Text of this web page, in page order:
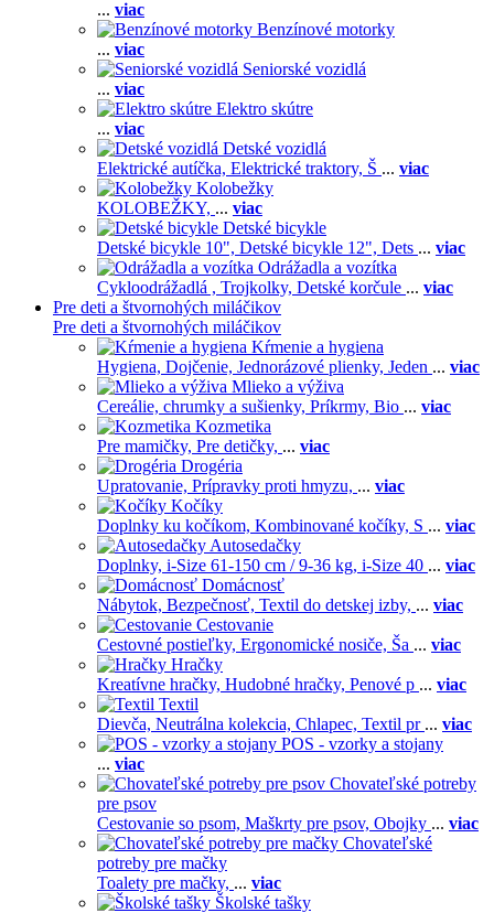
... viac
Benzínové motorky
... viac
Seniorské vozidlá
... viac
Elektro skútre
... viac
Detské vozidlá
Elektrické autíčka, Elektrické traktory, Š ... viac
Kolobežky
KOLOBEŽKY, ... viac
Detské bicykle
Detské bicykle 10", Detské bicykle 12", Dets ... viac
Odrážadla a vozítka
Cykloodrážadlá , Trojkolky, Detské korčule ... viac
Pre deti a štvornohých miláčikov
Pre deti a štvornohých miláčikov
Kŕmenie a hygiena
Hygiena, Dojčenie, Jednorázové plienky, Jeden ... viac
Mlieko a výživa
Cereálie, chrumky a sušienky, Príkrmy, Bio ... viac
Kozmetika
Pre mamičky, Pre detičky, ... viac
Drogéria
Upratovanie, Prípravky proti hmyzu, ... viac
Kočíky
Doplnky ku kočíkom, Kombinované kočíky, S ... viac
Autosedačky
Doplnky, i-Size 61-150 cm / 9-36 kg, i-Size 40 ... viac
Domácnosť
Nábytok, Bezpečnosť, Textil do detskej izby, ... viac
Cestovanie
Cestovné postieľky, Ergonomické nosiče, Ša ... viac
Hračky
Kreatívne hračky, Hudobné hračky, Penové p ... viac
Textil
Dievča, Neutrálna kolekcia, Chlapec, Textil pr ... viac
POS - vzorky a stojany
... viac
Chovateľské potreby
pre psov
Cestovanie so psom, Maškrty pre psov, Obojky ... viac
Chovateľské
potreby pre mačky
Toalety pre mačky, ... viac
Školské tašky